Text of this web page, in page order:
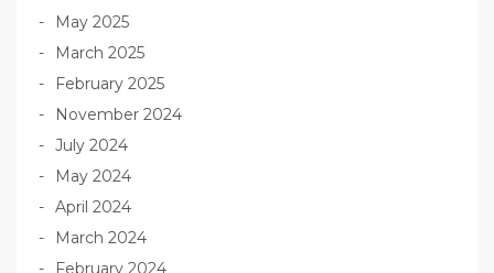
May 2025
March 2025
February 2025
November 2024
July 2024
May 2024
April 2024
March 2024
February 2024